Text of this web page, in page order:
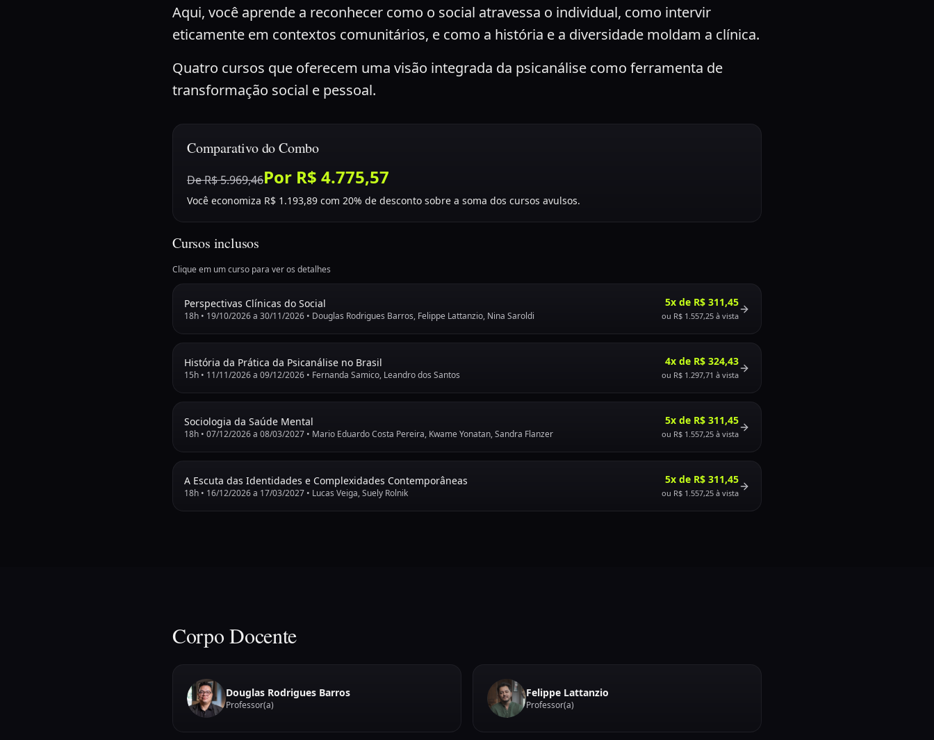
Aqui, você aprende a reconhecer como o social atravessa o individual, como intervir
eticamente em contextos comunitários, e como a história e a diversidade moldam a clínica.
Quatro cursos que oferecem uma visão integrada da psicanálise como ferramenta de
transformação social e pessoal.
Comparativo do Combo
DeR$ 5.969,46Por R$ 4.775,57
Você economiza R$ 1.193,89 com 20% de desconto sobre a soma dos cursos avulsos.
Cursos inclusos
Clique em um curso para ver os detalhes
Perspectivas Clínicas do Social
18h • 19/10/2026a 30/11/2026 • Douglas Rodrigues Barros, Felippe Lattanzio, Nina Saroldi
5x de R$ 311,45
ou R$ 1.557,25 à vista
História da Prática da Psicanálise no Brasil
15h • 11/11/2026a 09/12/2026 • Fernanda Samico, Leandro dos Santos
4x de R$ 324,43
ou R$ 1.297,71 à vista
Sociologia da Saúde Mental
18h • 07/12/2026a 08/03/2027 • Mario Eduardo Costa Pereira, Kwame Yonatan, Sandra Flanzer
5x de R$ 311,45
ou R$ 1.557,25 à vista
A Escuta das Identidades e Complexidades Contemporâneas
18h • 16/12/2026a 17/03/2027 • Lucas Veiga, Suely Rolnik
5x de R$ 311,45
ou R$ 1.557,25 à vista
Corpo Docente
Douglas Rodrigues Barros
Professor(a)
Felippe Lattanzio
Professor(a)